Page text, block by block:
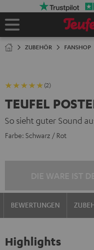
Startseite
ZUBEHÖR FANSHOP
(2)
TEUFEL
So sieht guter Sound
Farbe: Schwarz / Rot
BEWERTUNGEN
Highlights